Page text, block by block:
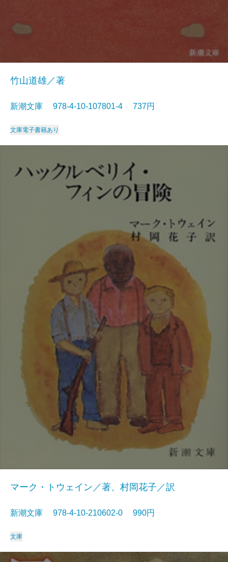
竹山道雄／著
新潮文庫 978-4-10-107801-4 737円
文庫電子書籍あり
マーク・トウェイン／著、村岡花子／訳
新潮文庫 978-4-10-210602-0 990円
文庫